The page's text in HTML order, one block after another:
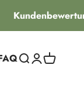
Suche öffnen